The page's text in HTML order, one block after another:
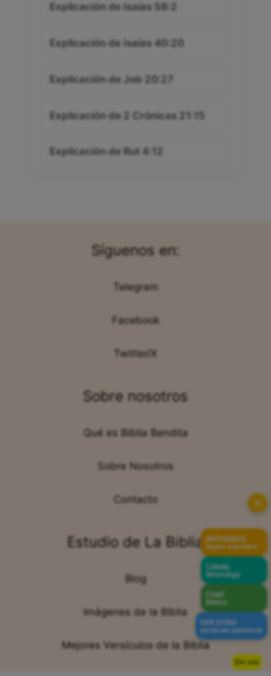
Sin voz
Explicación de Isaías 58:2
Explicación de Isaías 40:20
Explicación de Job 20:27
Explicación de 2 Crónicas 21:15
Explicación de Rut 4:12
Síguenos en:
Telegram
Facebook
Twitter/X
Sobre nosotros
Qué es Biblia Bendita
Sobre Nosotros
Contacto
Estudio de La Biblia
Blog
Imágenes de la Biblia
Mejores Versículos de la Biblia
✕
APÓYANOS
Hazte miembro
CANAL
WhatsApp
CHAT
Bíblico
VER OTRO
versículo aleatorio